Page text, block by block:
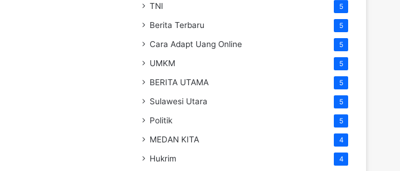
TNI 5
Berita Terbaru 5
Cara Adapt Uang Online 5
UMKM 5
BERITA UTAMA 5
Sulawesi Utara 5
Politik 5
MEDAN KITA 4
Hukrim 4